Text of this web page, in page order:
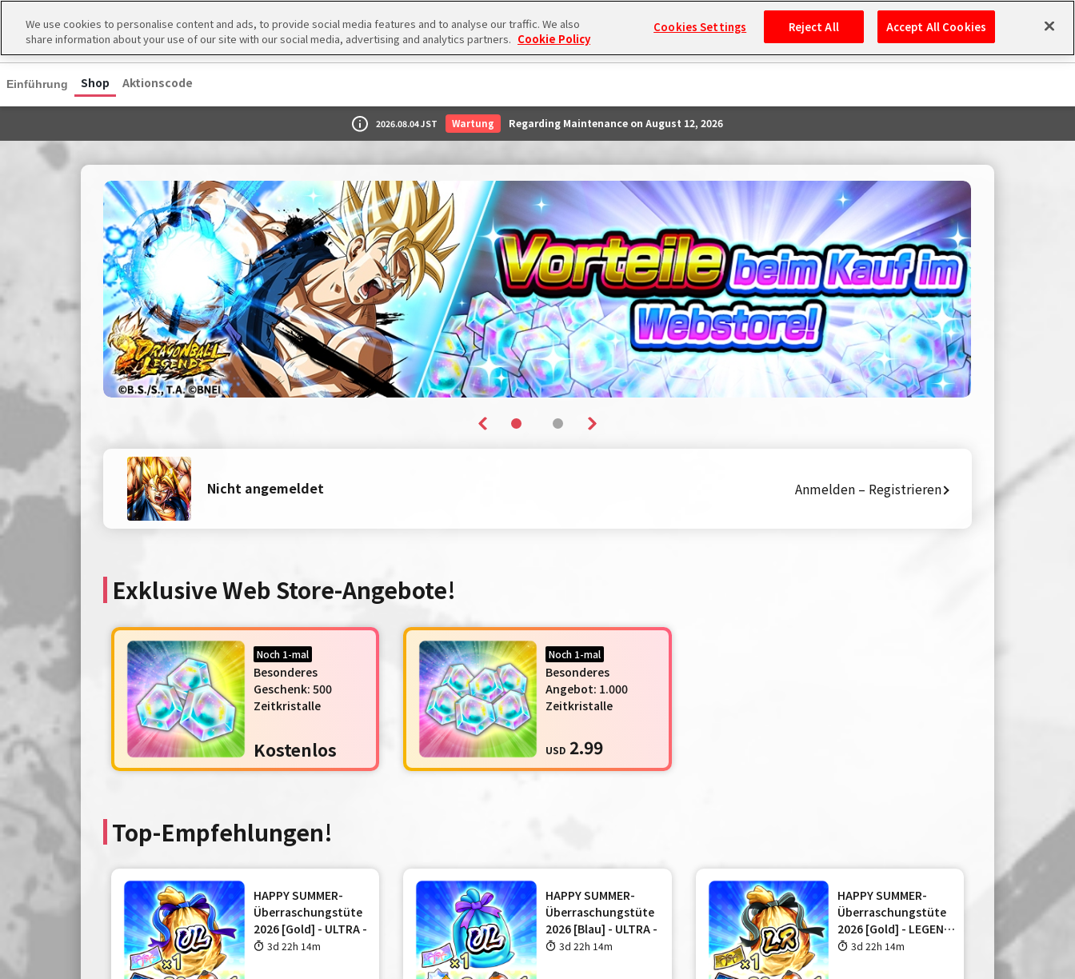
Sprache
Einführung Shop Aktionscode
2026.08.04 JST Wartung Regarding Maintenance on August 12, 2026
Nicht angemeldet Anmelden – Registrieren
Exklusive Web Store-Angebote!
Noch 1-mal
Besonderes
Geschenk: 500
Zeitkristalle
Kostenlos
Noch 1-mal
Besonderes
Angebot: 1.000
Zeitkristalle
USD 2.99
Top-Empfehlungen!
HAPPY SUMMER-
Überraschungstüte
2026 [Gold] - ULTRA -
3d 22h 14m
HAPPY SUMMER-
Überraschungstüte
2026 [Blau] - ULTRA -
3d 22h 14m
HAPPY SUMMER-
Überraschungstüte
2026 [Gold] - LEGEND
-
3d 22h 14m
We use cookies to personalise content and ads, to provide social media features and to analyse our traffic. We also
share information about your use of our site with our social media, advertising and analytics partners. Cookie Policy
Cookies Settings Reject All Accept All Cookies